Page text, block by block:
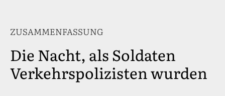
ZUSAMMENFASSUNG
Die Nacht, als Soldaten
Verkehrspolizisten wurden